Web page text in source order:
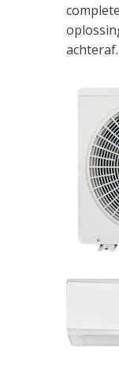
achteraf.